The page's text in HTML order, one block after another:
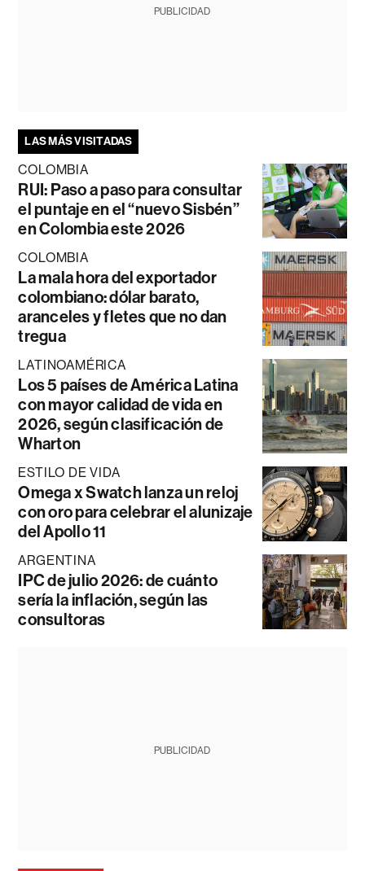
PUBLICIDAD
LAS MÁS VISITADAS
COLOMBIA
RUI: Paso a paso para consultar
el puntaje en el “nuevo Sisbén”
en Colombia este 2026
COLOMBIA
La mala hora del exportador
colombiano: dólar barato,
aranceles y fletes que no dan
tregua
LATINOAMÉRICA
Los 5 países de América Latina
con mayor calidad de vida en
2026, según clasificación de
Wharton
ESTILO DE VIDA
Omega x Swatch lanza un reloj
con oro para celebrar el alunizaje
del Apollo 11
ARGENTINA
IPC de julio 2026: de cuánto
sería la inflación, según las
consultoras
PUBLICIDAD